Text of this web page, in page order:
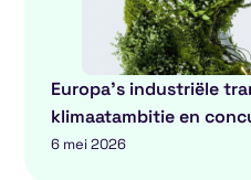
Europa’s industriële
klimaatambitie en
6 mei 2026